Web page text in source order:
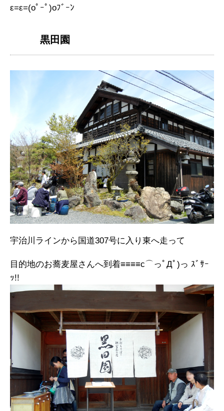
ε=ε=(oﾟｰﾟ)oﾌﾞｰﾝ
黒田園
宇治川ラインから国道307号に入り東へ走って
目的地のお蕎麦屋さんへ到着≡≡≡≡c⌒っﾟДﾟ)っ ｽﾞｻｰ
ｯ!!